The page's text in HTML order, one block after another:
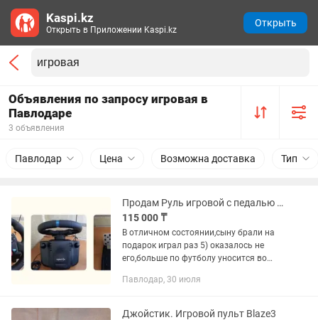
Объявления по запросу игровая в
Павлодаре
3 объявления
Павлодар Цена Возможна доставка Тип
Продам Руль игровой с педалью G29
115 000 ₸
В отличном состоянии,сыну брали на
подарок играл раз 5) оказалось не
его,больше по футболу уносится во
состояние как новый!
Павлодар, 30 июля
Джойстик. Игровой пульт Blaze3
Kaspi.kz
Открыть в Приложении Kaspi.kz
Открыть